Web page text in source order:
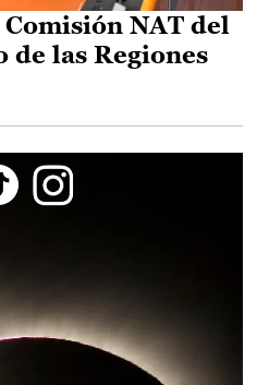
NAT del
de las Regiones